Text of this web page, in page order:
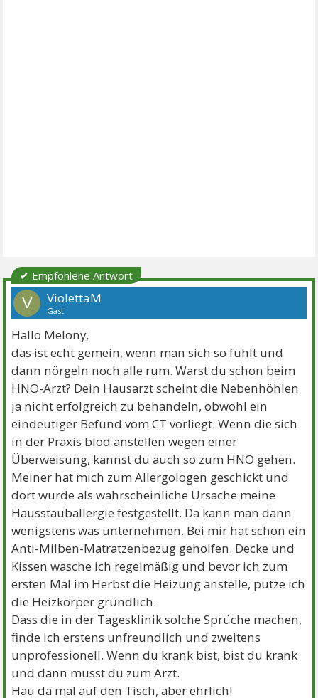
✔ Empfohlene Antwort
V ViolettaM
Gast
Hallo Melony,
das ist echt gemein, wenn man sich so fühlt und
dann nörgeln noch alle rum. Warst du schon beim
HNO-Arzt? Dein Hausarzt scheint die Nebenhöhlen
ja nicht erfolgreich zu behandeln, obwohl ein
eindeutiger Befund vom CT vorliegt. Wenn die sich
in der Praxis blöd anstellen wegen einer
Überweisung, kannst du auch so zum HNO gehen.
Meiner hat mich zum Allergologen geschickt und
dort wurde als wahrscheinliche Ursache meine
Hausstauballergie festgestellt. Da kann man dann
wenigstens was unternehmen. Bei mir hat schon ein
Anti-Milben-Matratzenbezug geholfen. Decke und
Kissen wasche ich regelmäßig und bevor ich zum
ersten Mal im Herbst die Heizung anstelle, putze ich
die Heizkörper gründlich.
Dass die in der Tagesklinik solche Sprüche machen,
finde ich erstens unfreundlich und zweitens
unprofessionell. Wenn du krank bist, bist du krank
und dann musst du zum Arzt.
Hau da mal auf den Tisch, aber ehrlich!